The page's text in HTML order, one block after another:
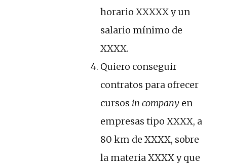
horario XXXXX y un
salario mínimo de
XXXX.
Quiero conseguir
contratos para ofrecer
cursos in company en
empresas tipo XXXX, a
80 km de XXXX, sobre
la materia XXXX y que